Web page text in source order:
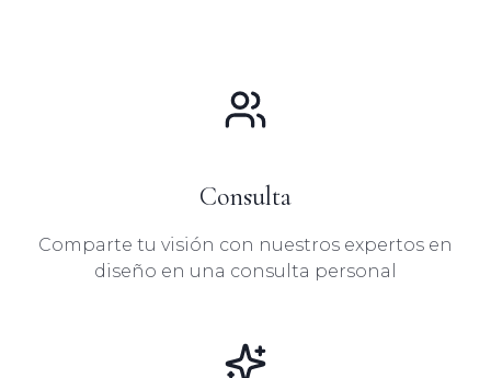
Consulta
Comparte tu visión con nuestros expertos en
diseño en una consulta personal